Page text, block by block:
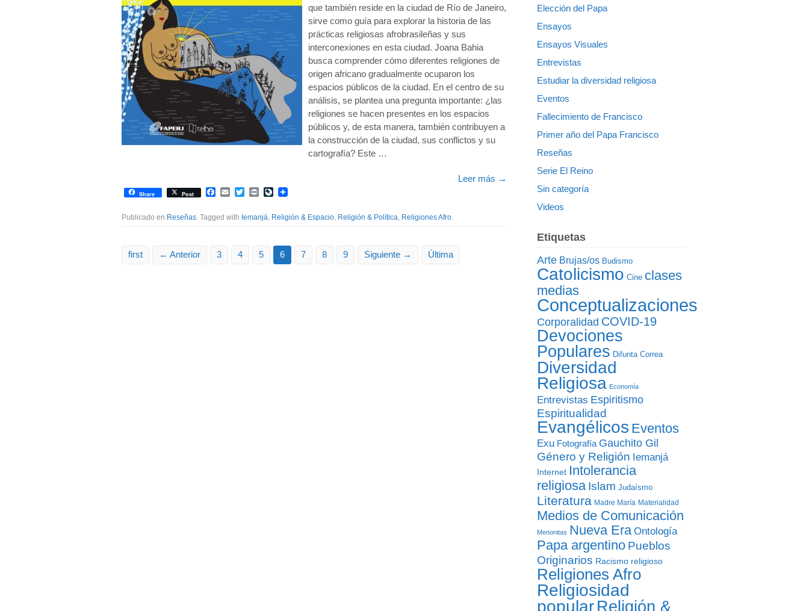
que también reside en la ciudad de Río de Janeiro,
sirve como guía para explorar la historia de las
prácticas religiosas afrobrasileñas y sus
interconexiones en esta ciudad. Joana Bahia
busca comprender cómo diferentes religiones de
origen africano gradualmente ocuparon los
espacios públicos de la ciudad. En el centro de su
análisis, se plantea una pregunta importante: ¿las
religiones se hacen presentes en los espacios
públicos y, de esta manera, también contribuyen a
la construcción de la ciudad, sus conflictos y su
cartografía? Este …
Leer más →
Share Post Facebook
EmailTwitterPrintLiveJournal
Publicado en Reseñas. Tagged with Iemanjá, Religión & Espacio, Religión & Política, Religiones Afro.
first ← Anterior 3 4 5 6 7 8 9 Siguiente → Última
Elección del Papa
Ensayos
Ensayos Visuales
Entrevistas
Estudiar la diversidad religiosa
Eventos
Fallecimiento de Francisco
Primer año del Papa Francisco
Reseñas
Serie El Reino
Sin categoría
Videos
Etiquetas
Arte Brujas/os Budismo
Catolicismo Cine clases
medias
Conceptualizaciones
Corporalidad COVID-19
Devociones
Populares Difunta Correa
Diversidad
Religiosa Economía
Entrevistas Espiritismo
Espiritualidad
Evangélicos Eventos
Exu Fotografía Gauchito Gil
Género y Religión Iemanjá
Internet Intolerancia
religiosa Islam Judaísmo
Literatura Madre María Materialidad
Medios de Comunicación
Menonitas Nueva Era Ontología
Papa argentino Pueblos
Originarios Racismo religioso
Religiones Afro
Religiosidad
popular Religión &